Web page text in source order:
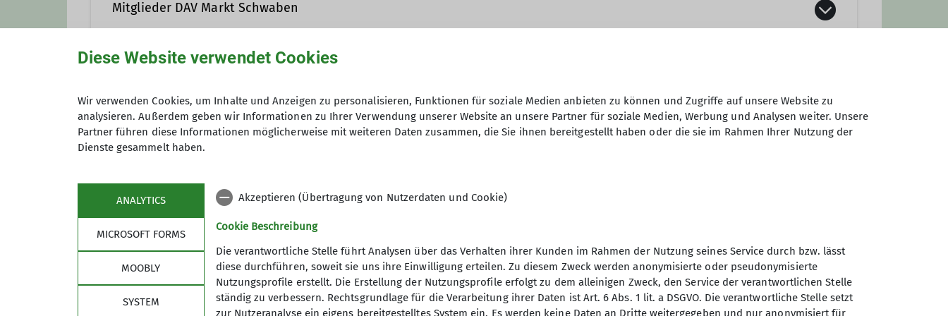
Mitglieder DAV Markt Schwaben
Dieses Event ist offen für alle Mitglieder unserer Sektion.
Über den Verein Aktivitäten Service
Sektion Markt Schwaben des
Deutschen Alpenvereins e.V.
Diese Website verwendet Cookies
Wir verwenden Cookies, um Inhalte und Anzeigen zu personalisieren, Funktionen für soziale Medien anbieten zu können und Zugriffe auf unsere Website zu
analysieren. Außerdem geben wir Informationen zu Ihrer Verwendung unserer Website an unsere Partner für soziale Medien, Werbung und Analysen weiter. Unsere
Partner führen diese Informationen möglicherweise mit weiteren Daten zusammen, die Sie ihnen bereitgestellt haben oder die sie im Rahmen Ihrer Nutzung der
Dienste gesammelt haben.
ANALYTICS
MICROSOFT FORMS
MOOBLY
SYSTEM
Akzeptieren (Übertragung von Nutzerdaten und Cookie)
Cookie Beschreibung
Die verantwortliche Stelle führt Analysen über das Verhalten ihrer Kunden im Rahmen der Nutzung seines Service durch bzw. lässt
diese durchführen, soweit sie uns ihre Einwilligung erteilen. Zu diesem Zweck werden anonymisierte oder pseudonymisierte
Nutzungsprofile erstellt. Die Erstellung der Nutzungsprofile erfolgt zu dem alleinigen Zweck, den Service der verantwortlichen Stelle
ständig zu verbessern. Rechtsgrundlage für die Verarbeitung ihrer Daten ist Art. 6 Abs. 1 lit. a DSGVO. Die verantwortliche Stelle setzt
zur Nutzeranalyse ein eigens bereitgestelltes System ein. Es werden keine Daten an Dritte weitergegeben und nur anonymisiert für